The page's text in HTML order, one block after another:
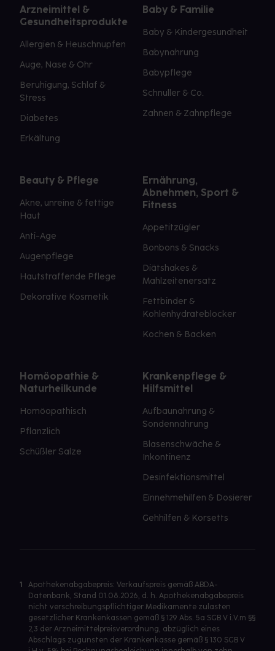
Arzneimittel &
Gesundheitsprodukte
Allergien & Heuschnupfen
Auge, Nase & Ohr
Beruhigung, Schlaf &
Stress
Diabetes
Erkältung
Baby & Familie
Baby & Kindergesundheit
Babynahrung
Babypflege
Schnuller & Co.
Zahnen & Zahnpflege
Beauty & Pflege
Akne, unreine & fettige
Haut
Anti-Age
Augenpflege
Hautstraffende Pflege
Dekorative Kosmetik
Ernährung,
Abnehmen, Sport &
Fitness
Appetitzügler
Bonbons & Snacks
Diätshakes &
Mahlzeitenersatz
Fettbinder &
Kohlenhydrateblocker
Kochen & Backen
Homöopathie &
Naturheilkunde
Homöopathisch
Pflanzlich
Schüßler Salze
Krankenpflege &
Hilfsmittel
Aufbaunahrung &
Sondennahrung
Blasenschwäche &
Inkontinenz
Desinfektionsmittel
Einnehmehilfen & Dosierer
Gehhilfen & Korsetts
1
Apothekenabgabepreis: Verkaufspreis gemäß ABDA-
Datenbank, Stand 01.08.2026, d. h. Apothekenabgabepreis
nicht verschreibungspflichtiger Medikamente zulasten
gesetzlicher Krankenkassen gemäß § 129 Abs. 5a SGB V i.V.m §§
2,3 der Arzneimittelpreisverordnung, abzüglich eines
Abschlags zugunsten der Krankenkasse gemäß § 130 SGB V